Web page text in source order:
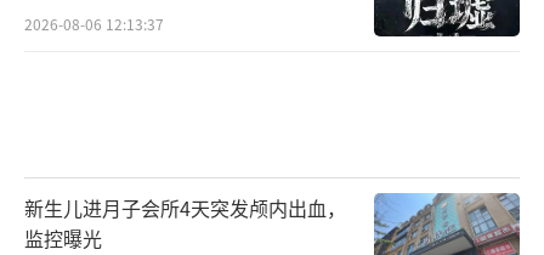
2026-08-06 12:13:37
新生儿进月子会所4天突发颅内出血，
监控曝光